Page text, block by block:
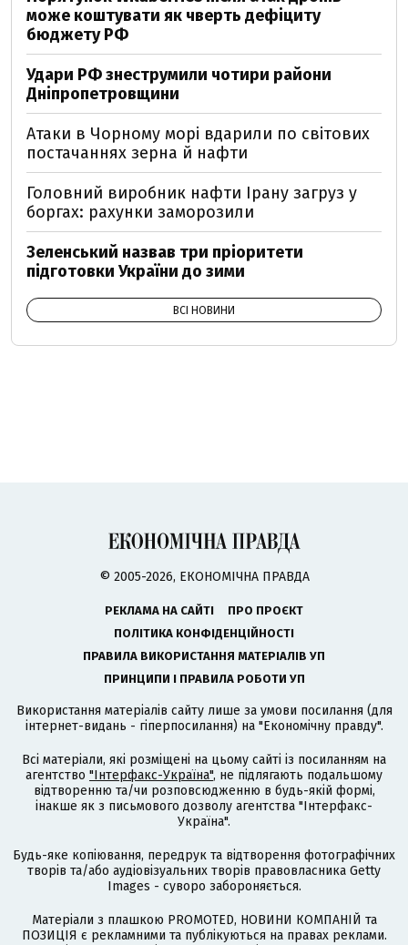
може коштувати як чверть дефіциту
бюджету РФ
Удари РФ знеструмили чотири райони
Дніпропетровщини
Атаки в Чорному морі вдарили по світових
постачаннях зерна й нафти
Головний виробник нафти Ірану загруз у
боргах: рахунки заморозили
Зеленський назвав три пріоритети
підготовки України до зими
ВСІ НОВИНИ
© 2005-2026, ЕКОНОМІЧНА ПРАВДА
РЕКЛАМА НА САЙТІ
ПРО ПРОЄКТ
ПОЛІТИКА КОНФІДЕНЦІЙНОСТІ
ПРАВИЛА ВИКОРИСТАННЯ МАТЕРІАЛІВ УП
ПРИНЦИПИ І ПРАВИЛА РОБОТИ УП
Використання матеріалів сайту лише за умови посилання (для
інтернет-видань - гіперпосилання) на "Економічну правду".
Всі матеріали, які розміщені на цьому сайті із посиланням на
агентство "Інтерфакс-Україна", не підлягають подальшому
відтворенню та/чи розповсюдженню в будь-якій формі,
інакше як з письмового дозволу агентства "Інтерфакс-
Україна".
Будь-яке копіювання, передрук та відтворення фотографічних
творів та/або аудіовізуальних творів правовласника Getty
Images - суворо забороняється.
Матеріали з плашкою PROMOTED, НОВИНИ КОМПАНІЙ та
ПОЗИЦІЯ є рекламними та публікуються на правах реклами.